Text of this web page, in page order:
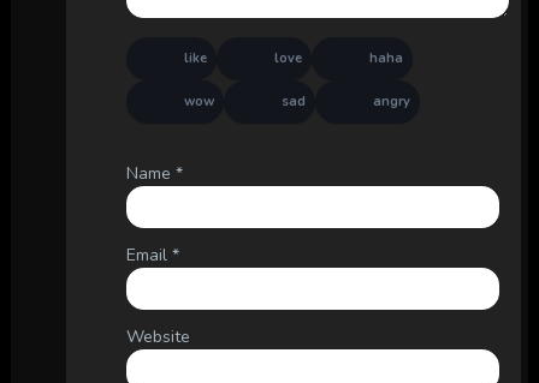
like love haha
wow sad angry
Name *
Email *
Website